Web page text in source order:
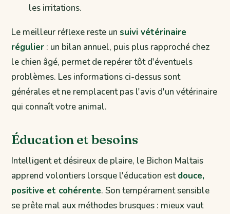
les irritations.
Le meilleur réflexe reste un suivi vétérinaire
régulier : un bilan annuel, puis plus rapproché chez
le chien âgé, permet de repérer tôt d'éventuels
problèmes. Les informations ci-dessus sont
générales et ne remplacent pas l'avis d'un vétérinaire
qui connaît votre animal.
Éducation et besoins
Intelligent et désireux de plaire, le Bichon Maltais
apprend volontiers lorsque l'éducation estdouce,
positive et cohérente. Son tempérament sensible
se prête mal aux méthodes brusques : mieux vaut